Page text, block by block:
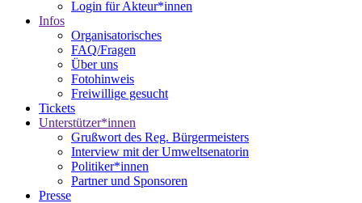
Login für Akteur*innen
Infos
Organisatorisches
FAQ/Fragen
Über uns
Fotohinweis
Freiwillige gesucht
Tickets
Unterstützer*innen
Grußwort des Reg. Bürgermeisters
Interview mit der Umweltsenatorin
Politiker*innen
Partner und Sponsoren
Presse